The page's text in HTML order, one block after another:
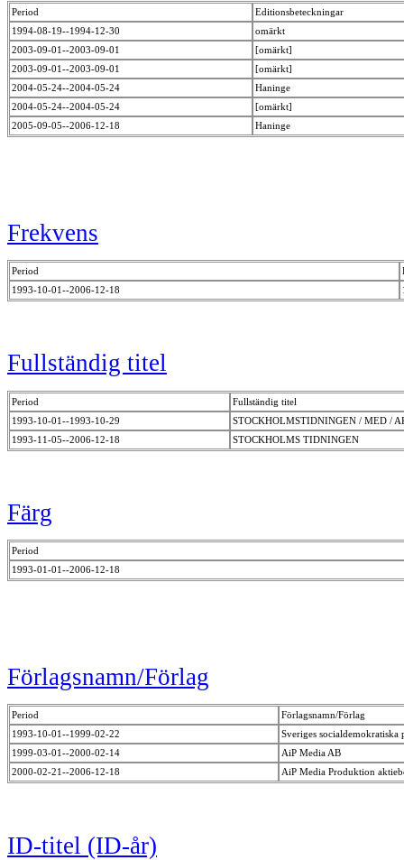
Period
Editionsbeteckningar
1994-08-19--1994-12-30
omärkt
2003-09-01--2003-09-01
[omärkt]
2003-09-01--2003-09-01
[omärkt]
2004-05-24--2004-05-24
Haninge
2004-05-24--2004-05-24
[omärkt]
2005-09-05--2006-12-18
Haninge
Frekvens
Period
1993-10-01--2006-12-18
Fullständig titel
Period
Fullständig titel
1993-10-01--1993-10-29
STOCKHOLMSTIDNINGEN / MED /
1993-11-05--2006-12-18
STOCKHOLMS TIDNINGEN
Färg
Period
1993-01-01--2006-12-18
Förlagsnamn/Förlag
Period
Förlagsnamn/Förlag
1993-10-01--1999-02-22
Sveriges socialdemokratiska
1999-03-01--2000-02-14
AiP Media AB
2000-02-21--2006-12-18
AiP Media Produktion
ID-titel (ID-år)